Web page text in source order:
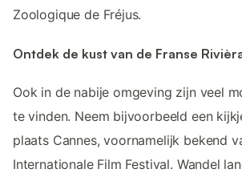
Zoologique de Fréjus.
Ontdek de kust van de Franse
Ook in de nabije omgeving zijn veel
te vinden. Neem bijvoorbeeld een
plaats Cannes, voornamelijk bekend
Internationale Film Festival. Wandel